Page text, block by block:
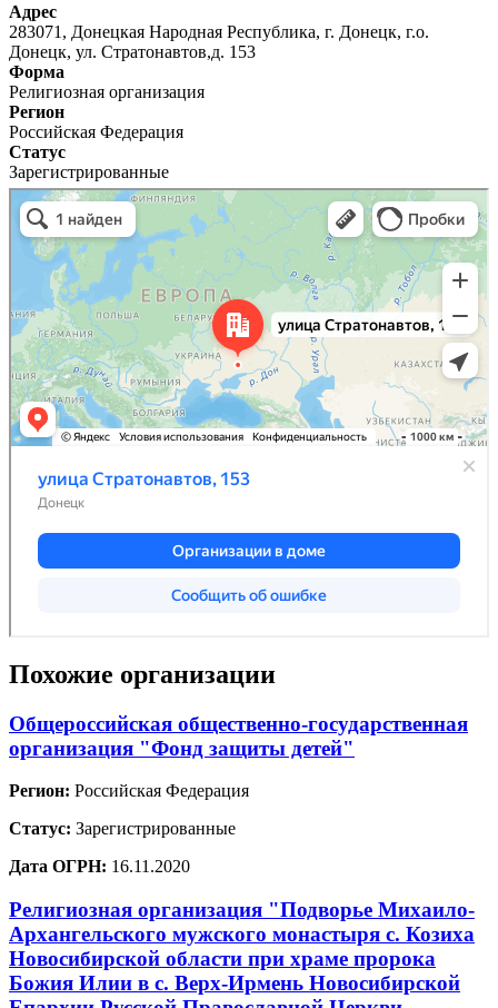
Адрес
283071, Донецкая Народная Республика, г. Донецк, г.о.
Донецк, ул. Стратонавтов,д. 153
Форма
Религиозная организация
Регион
Российская Федерация
Статус
Зарегистрированные
Похожие организации
Общероссийская общественно-государственная
организация "Фонд защиты детей"
Регион: Российская Федерация
Статус: Зарегистрированные
Дата ОГРН: 16.11.2020
Религиозная организация "Подворье Михаило-
Архангельского мужского монастыря с. Козиха
Новосибирской области при храме пророка
Божия Илии в с. Верх-Ирмень Новосибирской